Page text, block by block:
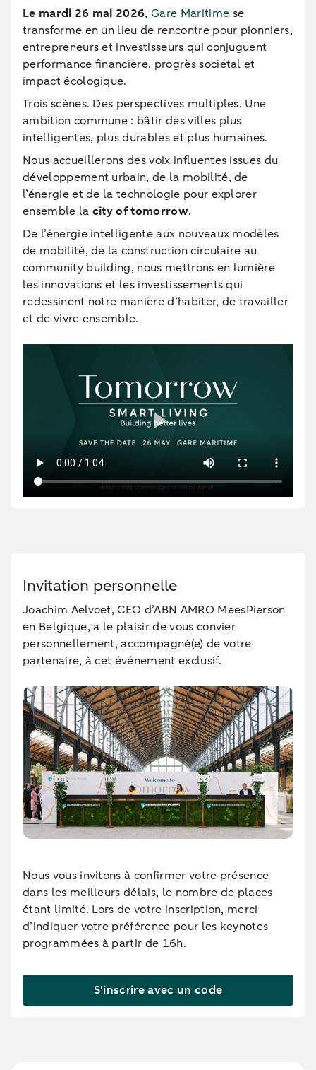
Le mardi 26 mai 2026,Gare Maritime se
transforme en un lieu de rencontre pour pionniers,
entrepreneurs et investisseurs qui conjuguent
performance financière, progrès sociétal et
impact écologique.
Trois scènes. Des perspectives multiples. Une
ambition commune : bâtir des villes plus
intelligentes, plus durables et plus humaines.
Nous accueillerons des voix influentes issues du
développement urbain, de la mobilité, de
l’énergie et de la technologie pour explorer
ensemble la city of tomorrow.
De l’énergie intelligente aux nouveaux modèles
de mobilité, de la construction circulaire au
community building, nous mettrons en lumière
les innovations et les investissements qui
redessinent notre manière d’habiter, de travailler
et de vivre ensemble.
Invitation personnelle
Joachim Aelvoet, CEO d’ABN AMRO MeesPierson
en Belgique, a le plaisir de vous convier
personnellement, accompagné(e) de votre
partenaire, à cet événement exclusif.
Nous vous invitons à confirmer votre présence
dans les meilleurs délais, le nombre de places
étant limité. Lors de votre inscription, merci
d’indiquer votre préférence pour les keynotes
programmées à partir de 16h.
S'inscrire avec un code